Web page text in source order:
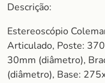
Descrição:
Estereoscópio
Articulado, Poste:
30mm (diâmetro),
(diâmetro), Base: